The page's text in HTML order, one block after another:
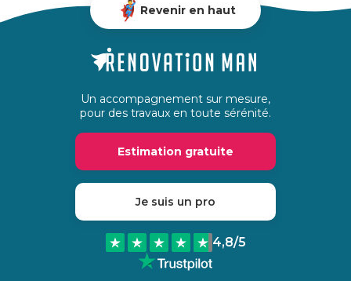
Revenir en haut
Un accompagnement sur mesure,
pour des travaux en toute sérénité.
Estimation gratuite
Je suis un pro
4,8/5